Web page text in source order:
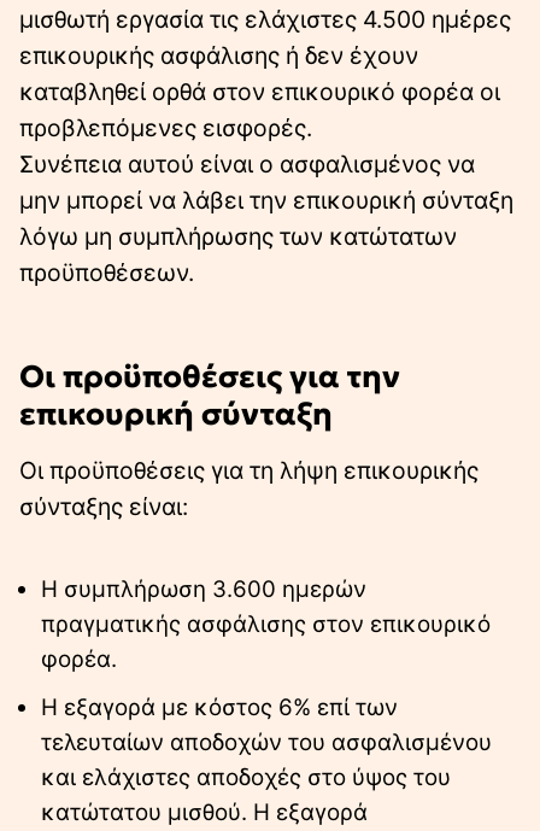
μισθωτή εργασία τις ελάχιστες 4.500 ημέρες
επικουρικής ασφάλισης ή δεν έχουν
καταβληθεί ορθά στον επικουρικό φορέα οι
προβλεπόμενες εισφορές.
Συνέπεια αυτού είναι ο ασφαλισμένος να
μην μπορεί να λάβει την επικουρική σύνταξη
λόγω μη συμπλήρωσης των κατώτατων
προϋποθέσεων.
Οι προϋποθέσεις για την
επικουρική σύνταξη
Οι προϋποθέσεις για τη λήψη επικουρικής
σύνταξης είναι:
Η συμπλήρωση 3.600 ημερών
πραγματικής ασφάλισης στον επικουρικό
φορέα.
Η εξαγορά με κόστος 6% επί των
τελευταίων αποδοχών του ασφαλισμένου
και ελάχιστες αποδοχές στο ύψος του
κατώτατου μισθού. Η εξαγορά